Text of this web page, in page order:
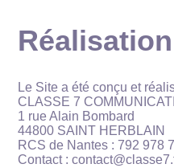
Réalisation
Le Site a été conçu et
CLASSE 7
1 rue Alain Bombard
44800 SAINT HERBLAIN
RCS de Nantes : 792 978
Contact :